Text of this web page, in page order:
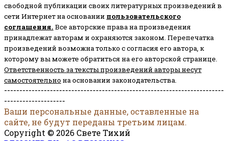
свободной публикации своих литературных произведений в
сети Интернет на основании пользовательского
соглашения. Все авторские права на произведения
принадлежат авторам и охраняются законом. Перепечатка
произведений возможна только с согласия его автора, к
которому вы можете обратиться на его авторской странице.
Ответственность за тексты произведений авторы несут
самостоятельно на основании законодательства.
------------------------------------------------------------------------
--------------------
Ваши персональные данные, оставленные на
сайте, не будут переданы третьим лицам.
Copyright © 2026 Свете Тихий